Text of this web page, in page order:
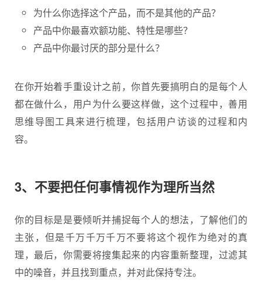
为什么你选择这个产品，而不是其他的产品？
产品中你最喜欢额功能、特性是哪些？
产品中你最讨厌的部分是什么？
在你开始着手重设计之前，你首先要搞明白的是每个人
都在做什么，用户为什么要这样做，这个过程中，善用
思维导图工具来进行梳理，包括用户访谈的过程和内
容。
3、不要把任何事情视作为理所当然
你的目标是是要倾听并捕捉每个人的想法，了解他们的
主张，但是千万千万千万不要将这个视作为绝对的真
理，最后，你需要将搜集起来的内容重新整理，过滤其
中的噪音，并且找到重点，并对此保持专注。